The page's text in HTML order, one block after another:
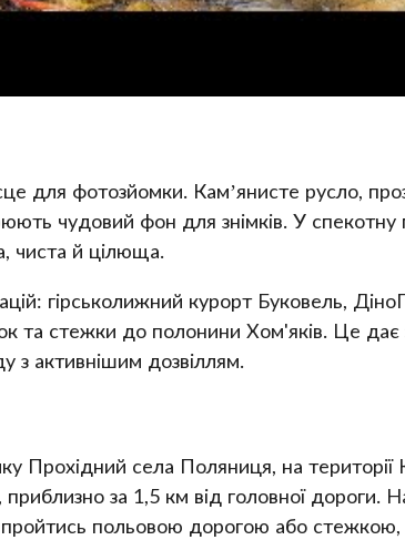
для фотозйомки. Кам’янисте русло,
чудовий фон для знімків. У
чиста й цілюща.
гірськолижний курорт Буковель,
та стежки до полонини Хом'яків. Це дає
з активнішим дозвіллям.
Прохідний села Поляниця, на території
за 1,5 км від головної дороги.
пройтись польовою дорогою або